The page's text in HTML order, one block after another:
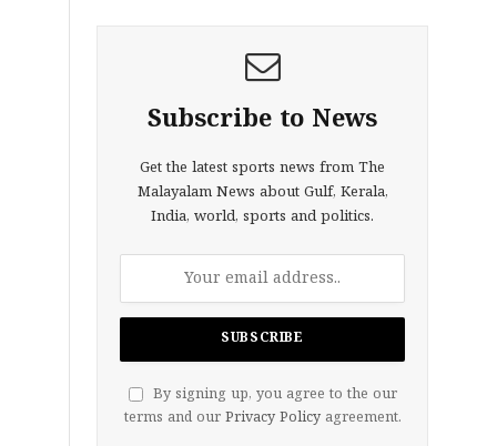
Subscribe to News
Get the latest sports news from The
Malayalam News about Gulf, Kerala,
India, world, sports and politics.
By signing up, you agree to the our
terms and our Privacy Policyagreement.